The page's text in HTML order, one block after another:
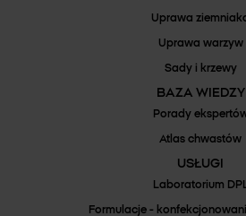
Uprawa
Uprawa warzyw
Sady i krzewy
BAZA WIEDZY
Porady
Atlas chwastów
USŁUGI
Laboratorium
Formulacje -